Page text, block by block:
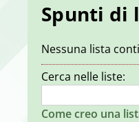
Spunti di
Nessuna lista
Cerca nelle liste:
Come creo una